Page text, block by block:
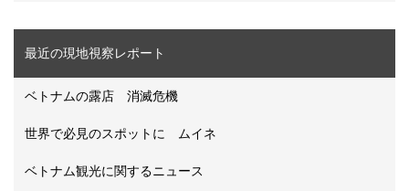
最近の現地視察レポート
ベトナムの露店 消滅危機
世界で必見のスポットに ムイネ
ベトナム観光に関するニュース